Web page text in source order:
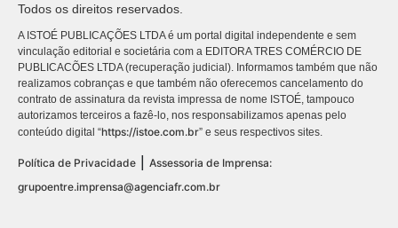
Todos os direitos reservados.
A ISTOÉ PUBLICAÇÕES LTDA é um portal digital independente e sem
vinculação editorial e societária com a EDITORA TRES COMÉRCIO DE
PUBLICACÕES LTDA (recuperação judicial). Informamos também que não
realizamos cobranças e que também não oferecemos cancelamento do
contrato de assinatura da revista impressa de nome ISTOÉ, tampouco
autorizamos terceiros a fazê-lo, nos responsabilizamos apenas pelo
conteúdo digital “https://istoe.com.br” e seus respectivos sites.
Política de Privacidade | Assessoria de Imprensa:
grupoentre.imprensa@agenciafr.com.br